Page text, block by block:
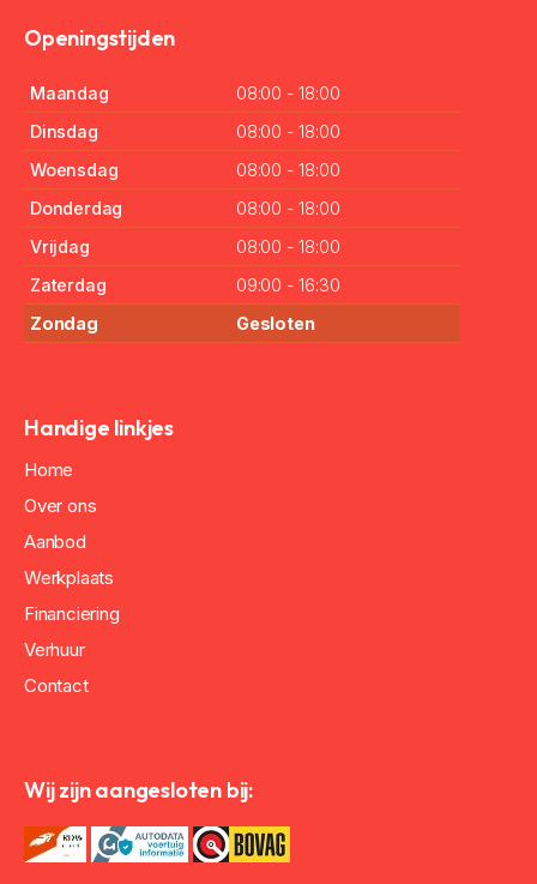
Openingstijden
Maandag
08:00 - 18:00
Dinsdag
08:00 - 18:00
Woensdag
08:00 - 18:00
Donderdag
08:00 - 18:00
Vrijdag
08:00 - 18:00
Zaterdag
09:00 - 16:30
Zondag
Gesloten
Handige linkjes
Home
Over ons
Aanbod
Werkplaats
Financiering
Verhuur
Contact
Wij zijn aangesloten bij: